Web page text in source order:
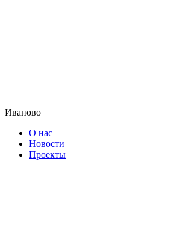
Иваново
О нас
Новости
Проекты